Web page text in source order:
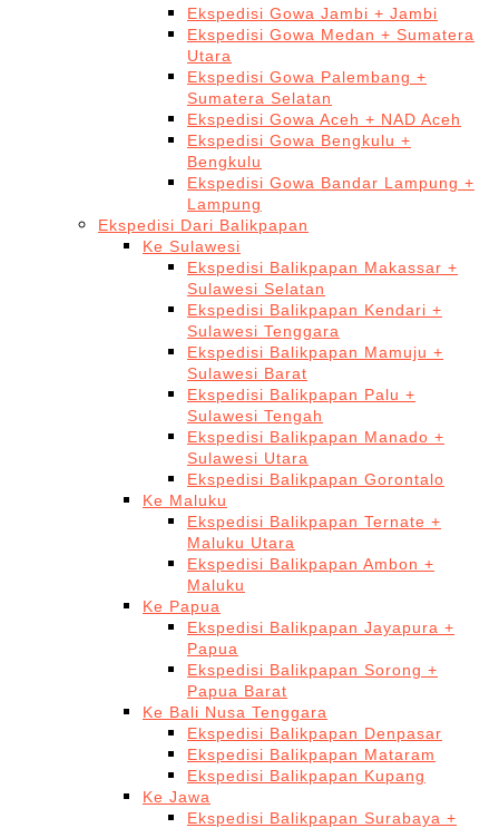
Ekspedisi Gowa Jambi + Jambi
Ekspedisi Gowa Medan + Sumatera
Utara
Ekspedisi Gowa Palembang +
Sumatera Selatan
Ekspedisi Gowa Aceh + NAD Aceh
Ekspedisi Gowa Bengkulu +
Bengkulu
Ekspedisi Gowa Bandar Lampung +
Lampung
Ekspedisi Dari Balikpapan
Ke Sulawesi
Ekspedisi Balikpapan Makassar +
Sulawesi Selatan
Ekspedisi Balikpapan Kendari +
Sulawesi Tenggara
Ekspedisi Balikpapan Mamuju +
Sulawesi Barat
Ekspedisi Balikpapan Palu +
Sulawesi Tengah
Ekspedisi Balikpapan Manado +
Sulawesi Utara
Ekspedisi Balikpapan Gorontalo
Ke Maluku
Ekspedisi Balikpapan Ternate +
Maluku Utara
Ekspedisi Balikpapan Ambon +
Maluku
Ke Papua
Ekspedisi Balikpapan Jayapura +
Papua
Ekspedisi Balikpapan Sorong +
Papua Barat
Ke Bali Nusa Tenggara
Ekspedisi Balikpapan Denpasar
Ekspedisi Balikpapan Mataram
Ekspedisi Balikpapan Kupang
Ke Jawa
Ekspedisi Balikpapan Surabaya +